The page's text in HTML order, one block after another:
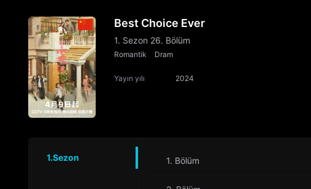
Best Choice Ever
1. Sezon 26. Bölüm
Romantik Dram
Yayın yılı 2024
1.Sezon 1. Bölüm